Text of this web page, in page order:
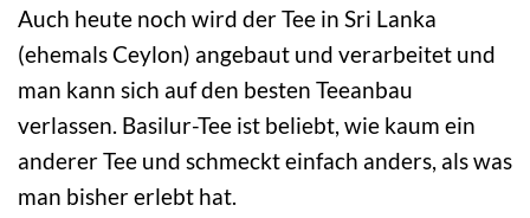
Auch heute noch wird der Tee in Sri Lanka
(ehemals Ceylon) angebaut und verarbeitet und
man kann sich auf den besten Teeanbau
verlassen. Basilur-Tee ist beliebt, wie kaum ein
anderer Tee und schmeckt einfach anders, als was
man bisher erlebt hat.